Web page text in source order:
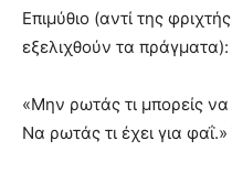
Επιμύθιο (αντί της
εξελιχθούν τα πράγματα):
«Μην ρωτάς τι μπορείς να
Να ρωτάς τι έχει για